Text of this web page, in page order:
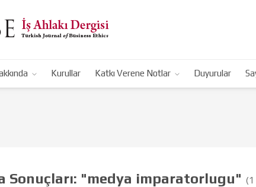
Kurullar Katkı Verene Notlar Duyurular
Sonuçları: "medya imparatorlugu" (1